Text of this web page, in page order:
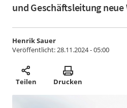
und Geschäftsleitung neue
Henrik Sauer
Veröffentlicht:28.11.2024 - 05:00
Teilen Drucken